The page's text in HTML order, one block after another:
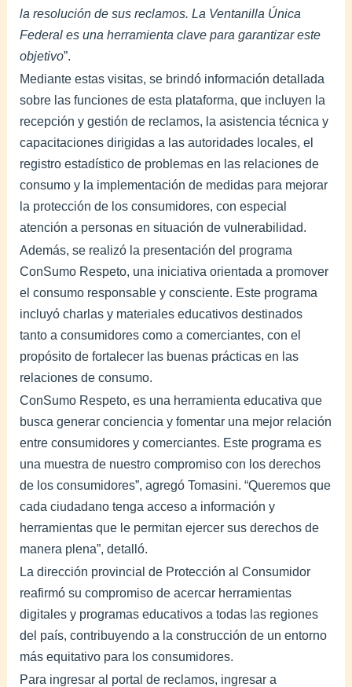
la resolución de sus reclamos. La Ventanilla Única
Federal es una herramienta clave para garantizar este
objetivo”.
Mediante estas visitas, se brindó información detallada
sobre las funciones de esta plataforma, que incluyen la
recepción y gestión de reclamos, la asistencia técnica y
capacitaciones dirigidas a las autoridades locales, el
registro estadístico de problemas en las relaciones de
consumo y la implementación de medidas para mejorar
la protección de los consumidores, con especial
atención a personas en situación de vulnerabilidad.
Además, se realizó la presentación del programa
ConSumo Respeto, una iniciativa orientada a promover
el consumo responsable y consciente. Este programa
incluyó charlas y materiales educativos destinados
tanto a consumidores como a comerciantes, con el
propósito de fortalecer las buenas prácticas en las
relaciones de consumo.
ConSumo Respeto, es una herramienta educativa que
busca generar conciencia y fomentar una mejor relación
entre consumidores y comerciantes. Este programa es
una muestra de nuestro compromiso con los derechos
de los consumidores”, agregó Tomasini. “Queremos que
cada ciudadano tenga acceso a información y
herramientas que le permitan ejercer sus derechos de
manera plena”, detalló.
La dirección provincial de Protección al Consumidor
reafirmó su compromiso de acercar herramientas
digitales y programas educativos a todas las regiones
del país, contribuyendo a la construcción de un entorno
más equitativo para los consumidores.
Para ingresar al portal de reclamos, ingresar a